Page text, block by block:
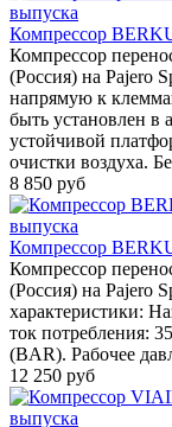
Компрессор
Компрессор
(Россия) на Pajero
напрямую к
быть установлен в
устойчивой
очистки воздуха.
8 850 руб
Компрессор
Компрессор
(Россия) на Pajero
характеристики:
ток потребления:
(BAR). Рабочее
12 250 руб